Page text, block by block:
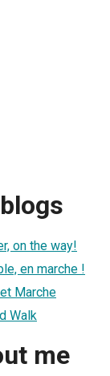
on the way!
en marche !
Marche
Walk
me